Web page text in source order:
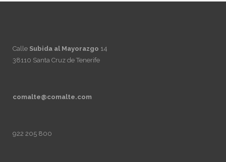
Calle Subida al Mayorazgo 14
38110 Santa Cruz de Tenerife
comalte@comalte.com
922 205 800